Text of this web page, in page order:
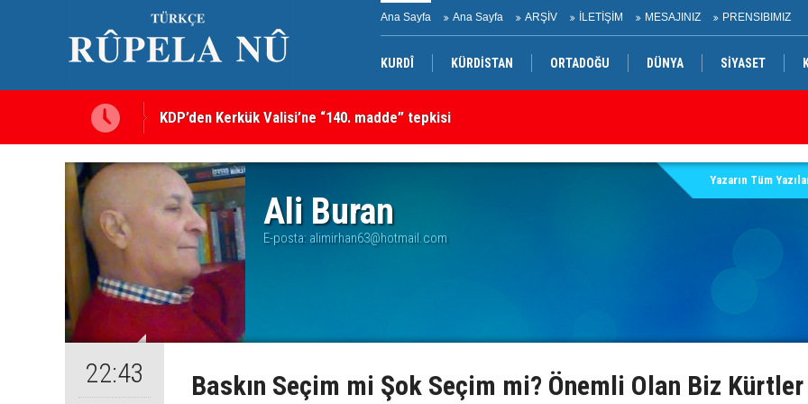
Ana Sayfa Ana Sayfa ARŞİV İLETİŞİM MESAJINIZ PRENSIBIMIZ
KURDÎ KÜRDİSTAN ORTADOĞU DÜNYA SİYASET
KDP’den Kerkük Valisi’ne “140. madde” tepkisi
Kerkük’te Kürt partilerden 7 maddelik ortak bildiri
Ali Buran
E-posta: alimirhan63@hotmail.com
Yazarın Tüm
22:43
Baskın Seçim mi Şok Seçim mi? Önemli Olan Biz Kürtler